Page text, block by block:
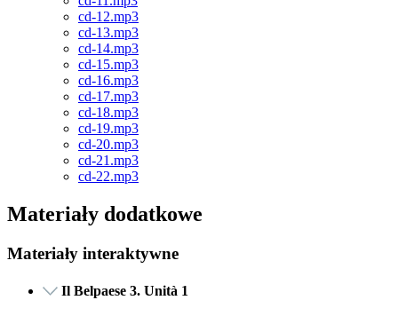
cd-12.mp3
cd-13.mp3
cd-14.mp3
cd-15.mp3
cd-16.mp3
cd-17.mp3
cd-18.mp3
cd-19.mp3
cd-20.mp3
cd-21.mp3
cd-22.mp3
Materiały dodatkowe
Materiały interaktywne
Il Belpaese 3. Unità 1